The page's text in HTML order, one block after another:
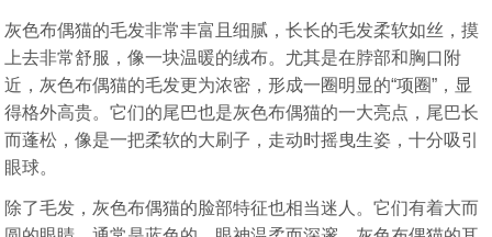
猫咪托运
灰色布偶猫的毛发非常丰富且细腻，长长的毛发柔软如丝，摸
上去非常舒服，像一块温暖的绒布。尤其是在脖部和胸口附
近，灰色布偶猫的毛发更为浓密，形成一圈明显的“项圈”，显
得格外高贵。它们的尾巴也是灰色布偶猫的一大亮点，尾巴长
而蓬松，像是一把柔软的大刷子，走动时摇曳生姿，十分吸引
眼球。
除了毛发，灰色布偶猫的脸部特征也相当迷人。它们有着大而